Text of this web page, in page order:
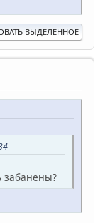
ВЫДЕЛЕННОЕ
забанены?